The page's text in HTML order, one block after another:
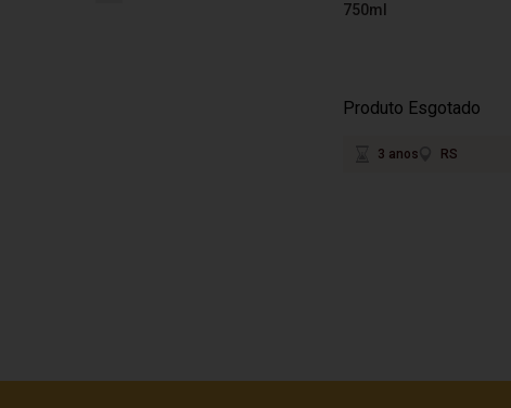
750ml
Produto Esgotado
3 anos RS